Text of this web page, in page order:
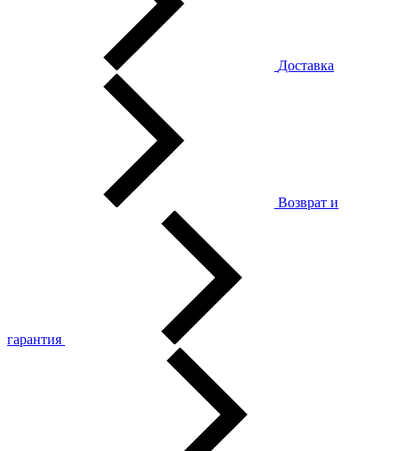
Доставка
Возврат и
гарантия